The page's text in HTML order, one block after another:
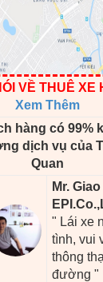
VỀ THUÊ XE
Xem Thêm
hàng có 99%
dịch vụ của
Quan
Mr.
" Lái xe
tình, vui
thông
đường "